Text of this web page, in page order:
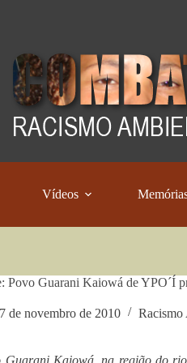
Vídeos
Povo Guarani Kaiowá de YPO´Í
de novembro de 2010 Racismo
Guarani Kaiowá, na região do